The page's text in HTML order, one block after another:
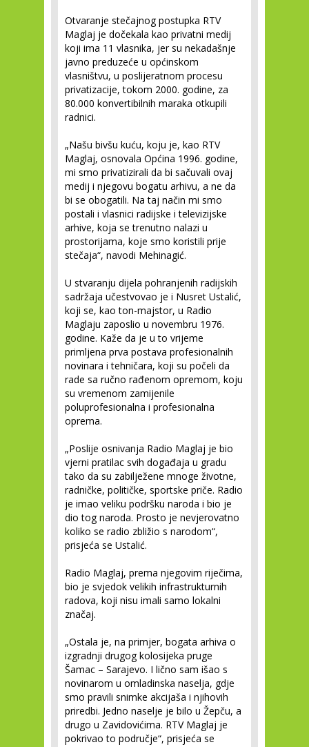
Otvaranje stečajnog postupka RTV
Maglaj je dočekala kao privatni medij
koji ima 11 vlasnika, jer su nekadašnje
javno preduzeće u općinskom
vlasništvu, u poslijeratnom procesu
privatizacije, tokom 2000. godine, za
80.000 konvertibilnih maraka otkupili
radnici.
„Našu bivšu kuću, koju je, kao RTV
Maglaj, osnovala Općina 1996. godine,
mi smo privatizirali da bi sačuvali ovaj
medij i njegovu bogatu arhivu, a ne da
bi se obogatili. Na taj način mi smo
postali i vlasnici radijske i televizijske
arhive, koja se trenutno nalazi u
prostorijama, koje smo koristili prije
stečaja“, navodi Mehinagić.
U stvaranju dijela pohranjenih radijskih
sadržaja učestvovao je i Nusret Ustalić,
koji se, kao ton-majstor, u Radio
Maglaju zaposlio u novembru 1976.
godine. Kaže da je u to vrijeme
primljena prva postava profesionalnih
novinara i tehničara, koji su počeli da
rade sa ručno rađenom opremom, koju
su vremenom zamijenile
poluprofesionalna i profesionalna
oprema.
„Poslije osnivanja Radio Maglaj je bio
vjerni pratilac svih događaja u gradu
tako da su zabilježene mnoge životne,
radničke, političke, sportske priče. Radio
je imao veliku podršku naroda i bio je
dio tog naroda. Prosto je nevjerovatno
koliko se radio zbližio s narodom“,
prisjeća se Ustalić.
Radio Maglaj, prema njegovim riječima,
bio je svjedok velikih infrastrukturnih
radova, koji nisu imali samo lokalni
značaj.
„Ostala je, na primjer, bogata arhiva o
izgradnji drugog kolosijeka pruge
Šamac – Sarajevo. I lično sam išao s
novinarom u omladinska naselja, gdje
smo pravili snimke akcijaša i njihovih
priredbi. Jedno naselje je bilo u Žepču, a
drugo u Zavidovićima. RTV Maglaj je
pokrivao to područje“, prisjeća se